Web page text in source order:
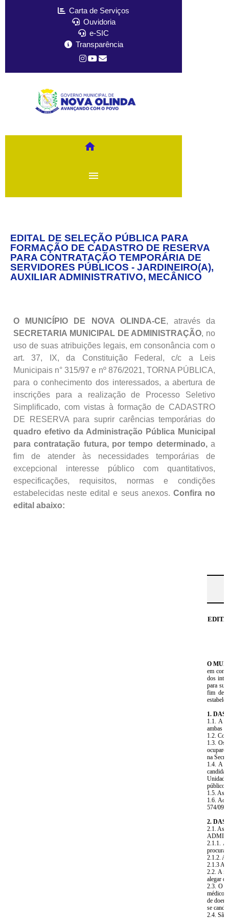
Carta de Serviços
Ouvidoria
e-SIC
Transparência
menu
home
EDITAL DE SELEÇÃO PÚBLICA PARA
FORMAÇÃO DE CADASTRO DE RESERVA
PARA CONTRATAÇÃO TEMPORÁRIA DE
SERVIDORES PÚBLICOS - JARDINEIRO(A),
AUXILIAR ADMINISTRATIVO, MECÂNICO
O MUNICÍPIO DE NOVA OLINDA-CE, através da
SECRETARIA MUNICIPAL DE ADMINISTRAÇÃO, no
uso de suas atribuições legais, em consonância com o
art. 37, IX, da Constituição Federal, c/c a Leis
Municipais n° 315/97 e nº 876/2021, TORNA PÚBLICA,
para o conhecimento dos interessados, a abertura de
inscrições para a realização de Processo Seletivo
Simplificado, com vistas à formação de CADASTRO
DE RESERVA para suprir carências temporárias do
quadro efetivo da Administração Pública Municipal
para contratação futura, por tempo determinado,a
fim de atender às necessidades temporárias de
excepcional interesse público com quantitativos,
especificações, requisitos, normas e condições
estabelecidas neste edital e seus anexos. Confira no
edital abaixo: